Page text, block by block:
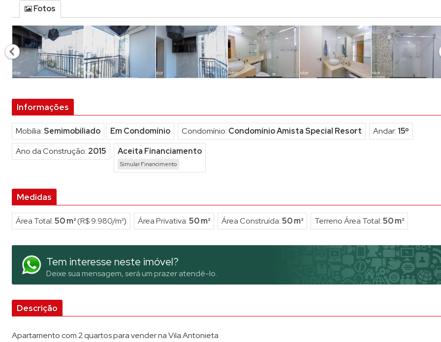
Terreno (3)
Terreno em Condomínio (1)
Condomínio e Edifício
Condominio Edifício
Condomínio Edifício
Condominio Edificio
Condomínio Edifício
Condomínio Edifício
Condomínio Edifício
Condomínio Edificio
CondomÍnio Edificio
Condomínio Edificio
Condomínio Edifício Mobile
Condomínio Edifício Mont
Fotos
Informações
Mobília:Semimobiliado Em Condomínio Condomínio: Condomínio Amista Special Resort Andar: 15º
Ano da Construção: 2015 Aceita Financiamento
Simular Financimento
Medidas
Área Total:50 m²(R$ 9.980/m²) Área Privativa:50 m² Área Construída:50 m² Terreno Área Total:50 m²
Tem interesse neste imóvel?
Deixe sua mensagem, será um prazer atendê-lo.
Descrição
Apartamento com 2 quartos para vender na Vila Antonieta